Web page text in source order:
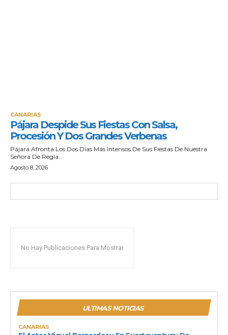
CANARIAS
Pájara Despide Sus Fiestas Con Salsa,
Procesión Y Dos Grandes Verbenas
Pájara Afronta Los Dos Días Más Intensos De Sus Fiestas De Nuestra
Señora De Regla...
Agosto 8, 2026
No Hay Publicaciones Para Mostrar
ULTIMAS NOTICIAS
CANARIAS